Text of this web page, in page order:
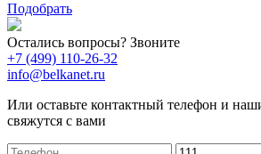
Подобрать
Остались вопросы? Звоните
+7 (499) 110-26-32
info@belkanet.ru
Или оставьте контактный телефон и
свяжутся с вами